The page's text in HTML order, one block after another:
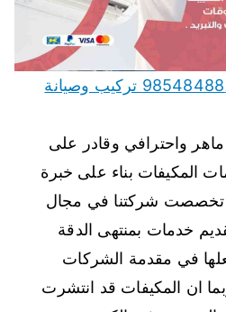
فني تكييف هندي قرطبة 98548488 تركيب وصيانة
واحترافي وقادر على
المكيفات بناء على خبرة
تخصصت شركتنا في مجال
خدمات بمنتهى الدقة
في مقدمة الشركات
ان المكيفات قد انتشرت